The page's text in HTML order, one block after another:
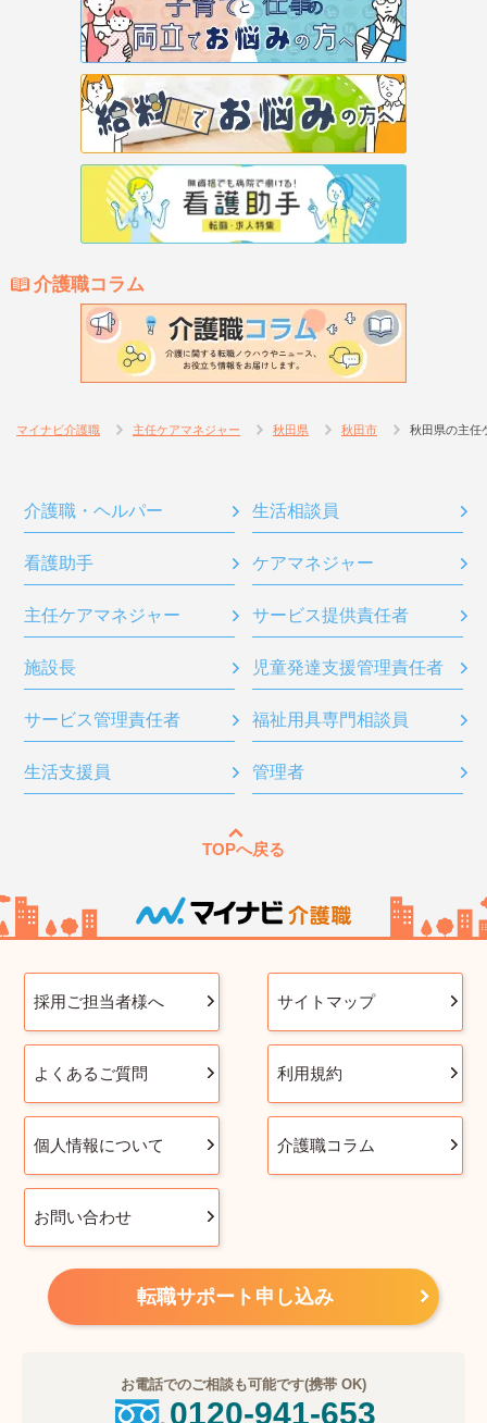
介護職コラム
マイナビ介護職 主任ケアマネジャー 秋田県 秋田市 秋田県の主任
介護職・ヘルパー 生活相談員
看護助手 ケアマネジャー
主任ケアマネジャー サービス提供責任者
施設長 児童発達支援管理責任者
サービス管理責任者 福祉用具専門相談員
生活支援員 管理者
TOPへ戻る
採用ご担当者様へ サイトマップ
よくあるご質問 利用規約
個人情報について 介護職コラム
お問い合わせ
転職サポート申し込み
お電話でのご相談も可能です(携帯 OK)
0120-941-653